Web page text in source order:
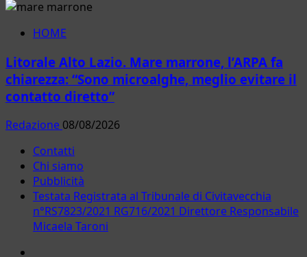
HOME
Litorale Alto Lazio. Mare marrone, l’ARPA fa
chiarezza: “Sono microalghe, meglio evitare il
contatto diretto”
Redazione 08/08/2026
Contatti
Chi siamo
Pubblicità
Testata Registrata al Tribunale di Civitavecchia
n°RS7823/2021 RG716/2021 Direttore Responsabile
Micaela Taroni